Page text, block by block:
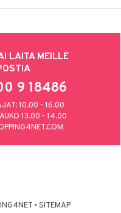
LAITA MEILLE
9 18486
10.00 - 16.00
13.00 - 14.00
• SITEMAP